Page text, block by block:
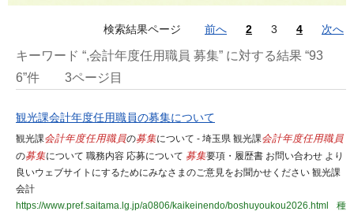
検索結果ページ 前へ 2 3 4 次へ
キーワード “,会計年度任用職員 募集” に対する結果 “93
6”件
3ページ目
観光課会計年度任用職員の募集について
観光課会計年度任用職員の募集について - 埼玉県 観光課会計年度任用職員
の募集について 職務内容 応募について 募集要項・履歴書 お問い合わせ より
良いウェブサイトにするためにみなさまのご意見をお聞かせください 観光課
会計
https://www.pref.saitama.lg.jp/a0806/kaikeinendo/boshuyoukou2026.html
種